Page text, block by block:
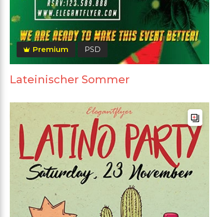
Premium PSD
Lateinischer Sommer